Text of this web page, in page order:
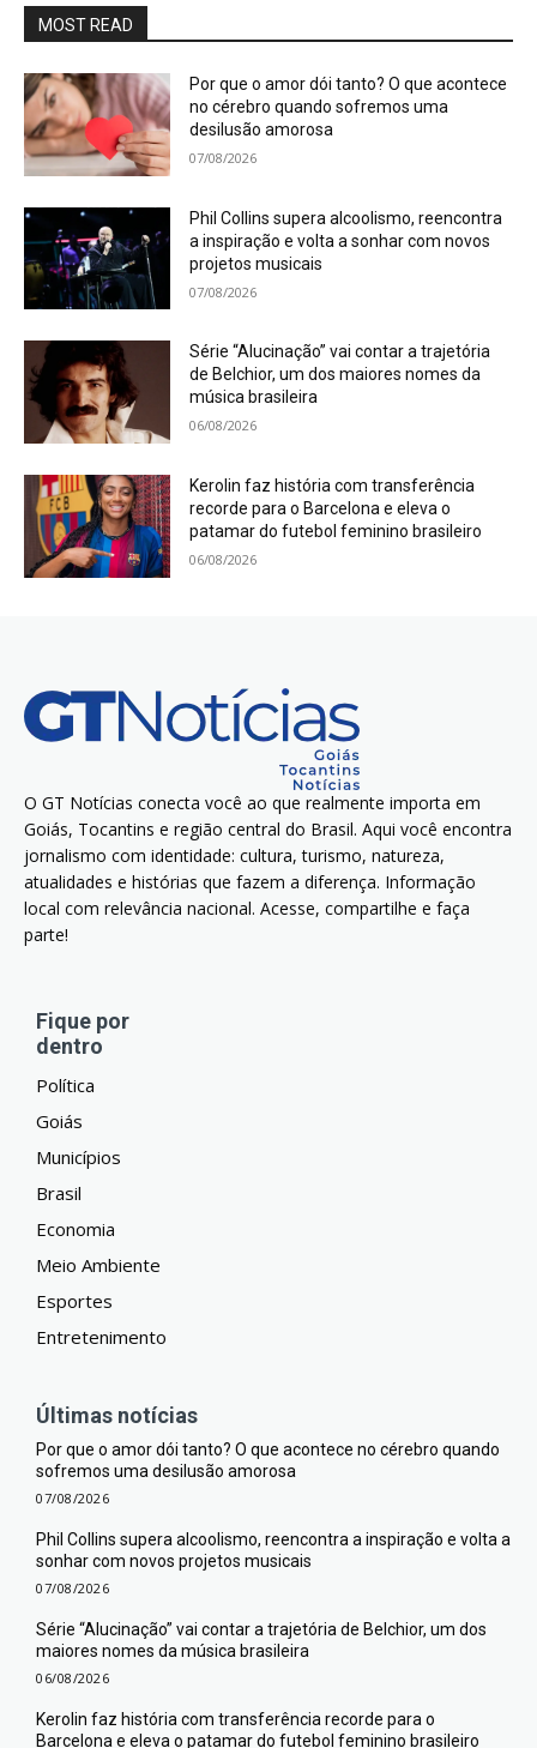
MOST READ
Por que o amor dói tanto? O que acontece
no cérebro quando sofremos uma
desilusão amorosa
07/08/2026
Phil Collins supera alcoolismo, reencontra
a inspiração e volta a sonhar com novos
projetos musicais
07/08/2026
Série “Alucinação” vai contar a trajetória
de Belchior, um dos maiores nomes da
música brasileira
06/08/2026
Kerolin faz história com transferência
recorde para o Barcelona e eleva o
patamar do futebol feminino brasileiro
06/08/2026
O GT Notícias conecta você ao que realmente importa em
Goiás, Tocantins e região central do Brasil. Aqui você encontra
jornalismo com identidade: cultura, turismo, natureza,
atualidades e histórias que fazem a diferença. Informação
local com relevância nacional. Acesse, compartilhe e faça
parte!
Fique por
dentro
Política
Goiás
Municípios
Brasil
Economia
Meio Ambiente
Esportes
Entretenimento
Últimas notícias
Por que o amor dói tanto? O que acontece no cérebro quando
sofremos uma desilusão amorosa
07/08/2026
Phil Collins supera alcoolismo, reencontra a inspiração e volta a
sonhar com novos projetos musicais
07/08/2026
Série “Alucinação” vai contar a trajetória de Belchior, um dos
maiores nomes da música brasileira
06/08/2026
Kerolin faz história com transferência recorde para o
Barcelona e eleva o patamar do futebol feminino brasileiro